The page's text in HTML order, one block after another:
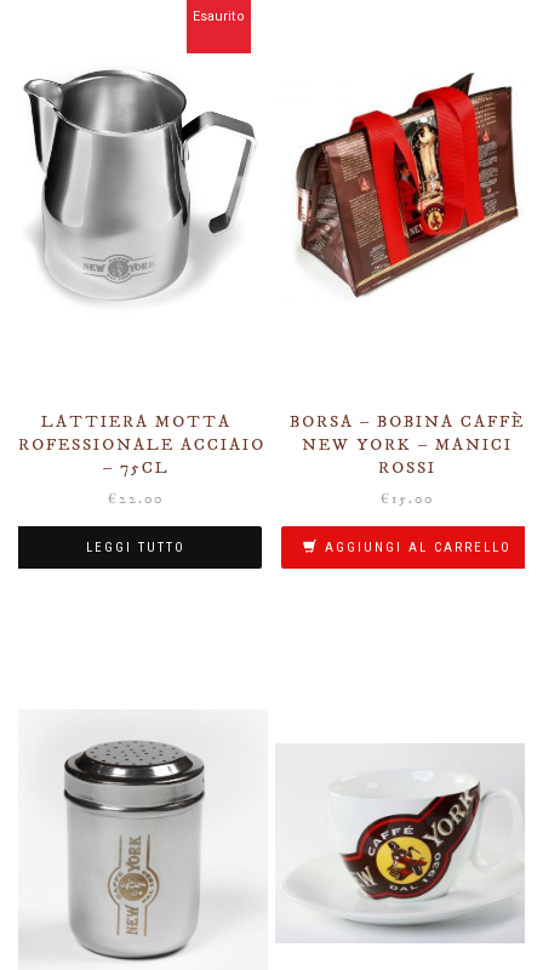
LATTIERA MOTTA
PROFESSIONALE ACCIAIO
– 75CL
€ 22.00
Esaurito
LEGGI TUTTO
BORSA – BOBINA CAFFÈ
NEW YORK – MANICI
ROSSI
€ 15.00
AGGIUNGI AL CARRELLO